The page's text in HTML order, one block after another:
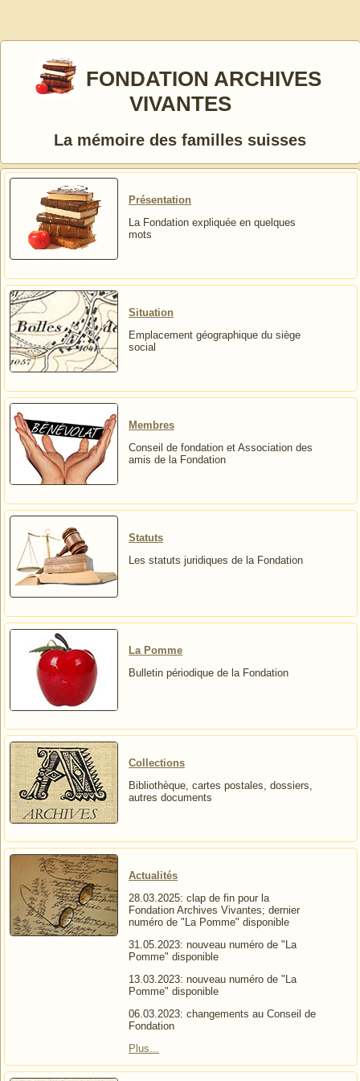
FONDATION ARCHIVES
VIVANTES
La mémoire des familles suisses
Présentation
La Fondation expliquée en quelques
mots
Situation
Emplacement géographique du siège
social
Membres
Conseil de fondation et Association des
amis de la Fondation
Statuts
Les statuts juridiques de la Fondation
La Pomme
Bulletin périodique de la Fondation
Collections
Bibliothèque, cartes postales, dossiers,
autres documents
Actualités
28.03.2025: clap de fin pour la
Fondation Archives Vivantes; dernier
numéro de "La Pomme" disponible
31.05.2023: nouveau numéro de "La
Pomme" disponible
13.03.2023: nouveau numéro de "La
Pomme" disponible
06.03.2023: changements au Conseil de
Fondation
Plus...